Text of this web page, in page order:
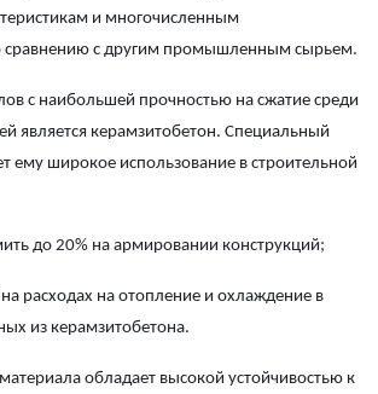
и многочисленным
сравнению с другим промышленным сырьем.
с наибольшей прочностью на сжатие среди
является керамзитобетон. Специальный
ему широкое использование в строительной
до 20% на армировании конструкций;
расходах на отопление и охлаждение в
из керамзитобетона.
обладает высокой устойчивостью к